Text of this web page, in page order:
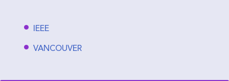
IEEE
VANCOUVER